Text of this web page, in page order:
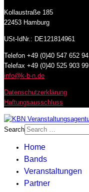
Kollaustraße 185
22453 Hamburg
USt-IdNr.: DE121814961
Telefon +49 (0)40 547 652 94
Telefax +49 (0)40 525 903 99
info@k-b-n.de
Datenschutzerklärung
Haftungsausschluss
Search
Home
Bands
Veranstaltungen
Partner